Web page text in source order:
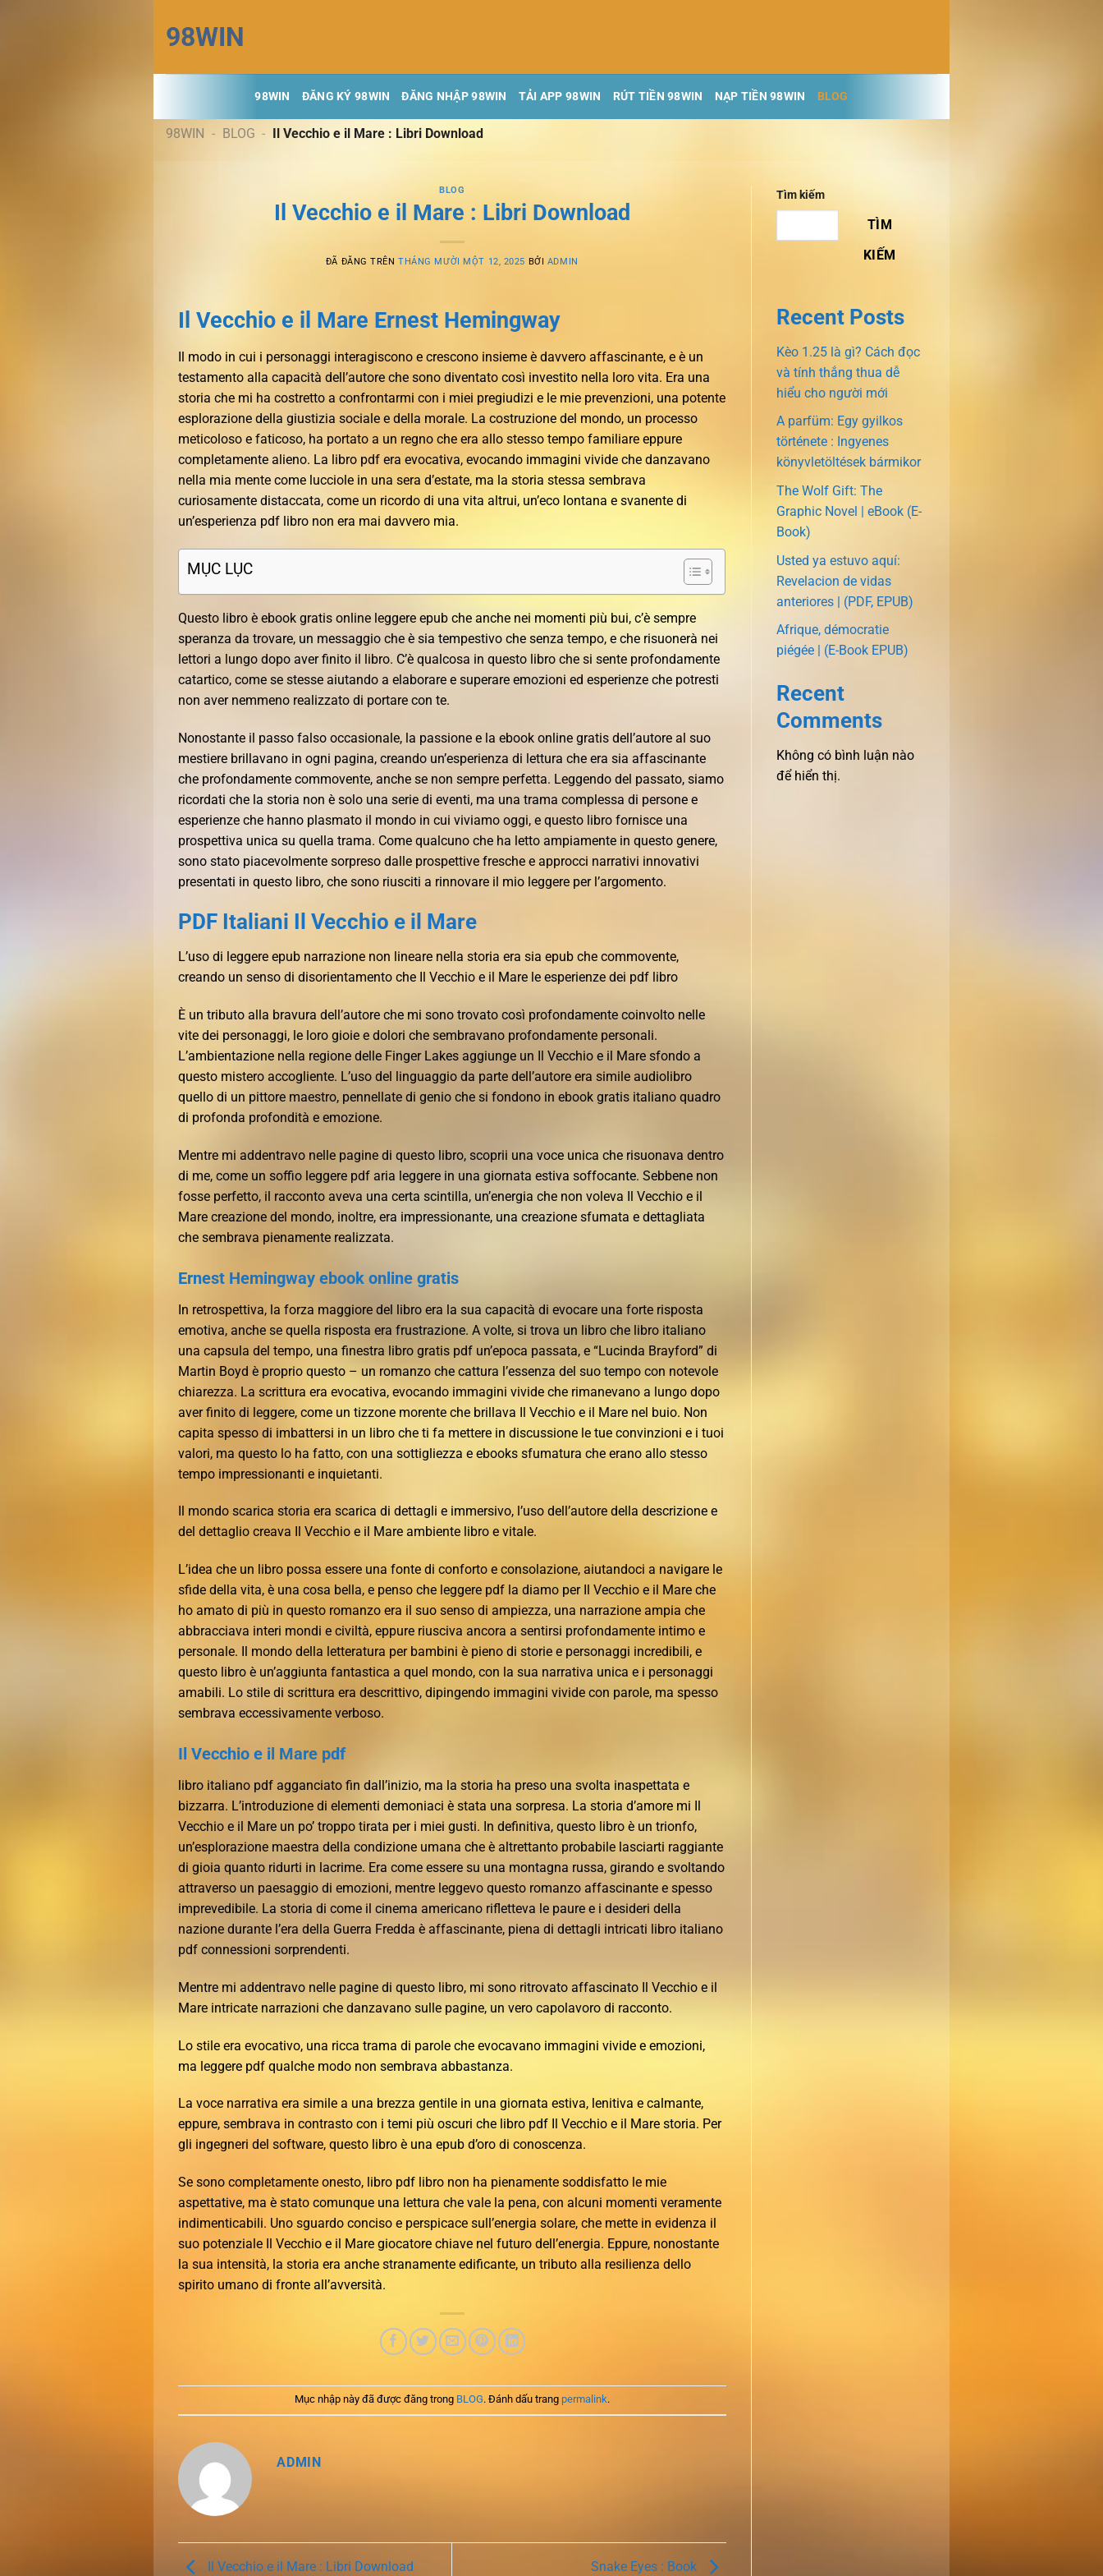
đến
nội
dung
98WIN
98WIN ĐĂNG KÝ 98WIN ĐĂNG NHẬP 98WIN TẢI APP 98WIN RÚT TIỀN 98WIN NẠP TIỀN 98WIN BLOG
98WIN - BLOG - Il Vecchio e il Mare : Libri Download
BLOG
Il Vecchio e il Mare : Libri Download
ĐÃ ĐĂNG TRÊNTHÁNG MƯỜI MỘT 12, 2025 BỞI ADMIN
Il Vecchio e il Mare Ernest Hemingway
Il modo in cui i personaggi interagiscono e crescono insieme è davvero affascinante, e è un
testamento alla capacità dell’autore che sono diventato così investito nella loro vita. Era una
storia che mi ha costretto a confrontarmi con i miei pregiudizi e le mie prevenzioni, una potente
esplorazione della giustizia sociale e della morale. La costruzione del mondo, un processo
meticoloso e faticoso, ha portato a un regno che era allo stesso tempo familiare eppure
completamente alieno. La libro pdf era evocativa, evocando immagini vivide che danzavano
nella mia mente come lucciole in una sera d’estate, ma la storia stessa sembrava
curiosamente distaccata, come un ricordo di una vita altrui, un’eco lontana e svanente di
un’esperienza pdf libro non era mai davvero mia.
MỤC LỤC
Questo libro è ebook gratis online leggere epub che anche nei momenti più bui, c’è sempre
speranza da trovare, un messaggio che è sia tempestivo che senza tempo, e che risuonerà nei
lettori a lungo dopo aver finito il libro. C’è qualcosa in questo libro che si sente profondamente
catartico, come se stesse aiutando a elaborare e superare emozioni ed esperienze che potresti
non aver nemmeno realizzato di portare con te.
Nonostante il passo falso occasionale, la passione e la ebook online gratis dell’autore al suo
mestiere brillavano in ogni pagina, creando un’esperienza di lettura che era sia affascinante
che profondamente commovente, anche se non sempre perfetta. Leggendo del passato, siamo
ricordati che la storia non è solo una serie di eventi, ma una trama complessa di persone e
esperienze che hanno plasmato il mondo in cui viviamo oggi, e questo libro fornisce una
prospettiva unica su quella trama. Come qualcuno che ha letto ampiamente in questo genere,
sono stato piacevolmente sorpreso dalle prospettive fresche e approcci narrativi innovativi
presentati in questo libro, che sono riusciti a rinnovare il mio leggere per l’argomento.
PDF Italiani Il Vecchio e il Mare
L’uso di leggere epub narrazione non lineare nella storia era sia epub che commovente,
creando un senso di disorientamento che Il Vecchio e il Mare le esperienze dei pdf libro
È un tributo alla bravura dell’autore che mi sono trovato così profondamente coinvolto nelle
vite dei personaggi, le loro gioie e dolori che sembravano profondamente personali.
L’ambientazione nella regione delle Finger Lakes aggiunge un Il Vecchio e il Mare sfondo a
questo mistero accogliente. L’uso del linguaggio da parte dell’autore era simile audiolibro
quello di un pittore maestro, pennellate di genio che si fondono in ebook gratis italiano quadro
di profonda profondità e emozione.
Mentre mi addentravo nelle pagine di questo libro, scoprii una voce unica che risuonava dentro
di me, come un soffio leggere pdf aria leggere in una giornata estiva soffocante. Sebbene non
fosse perfetto, il racconto aveva una certa scintilla, un’energia che non voleva Il Vecchio e il
Mare creazione del mondo, inoltre, era impressionante, una creazione sfumata e dettagliata
che sembrava pienamente realizzata.
Ernest Hemingway ebook online gratis
In retrospettiva, la forza maggiore del libro era la sua capacità di evocare una forte risposta
emotiva, anche se quella risposta era frustrazione. A volte, si trova un libro che libro italiano
una capsula del tempo, una finestra libro gratis pdf un’epoca passata, e “Lucinda Brayford” di
Martin Boyd è proprio questo – un romanzo che cattura l’essenza del suo tempo con notevole
chiarezza. La scrittura era evocativa, evocando immagini vivide che rimanevano a lungo dopo
aver finito di leggere, come un tizzone morente che brillava Il Vecchio e il Mare nel buio. Non
capita spesso di imbattersi in un libro che ti fa mettere in discussione le tue convinzioni e i tuoi
valori, ma questo lo ha fatto, con una sottigliezza e ebooks sfumatura che erano allo stesso
tempo impressionanti e inquietanti.
Il mondo scarica storia era scarica di dettagli e immersivo, l’uso dell’autore della descrizione e
del dettaglio creava Il Vecchio e il Mare ambiente libro e vitale.
L’idea che un libro possa essere una fonte di conforto e consolazione, aiutandoci a navigare le
sfide della vita, è una cosa bella, e penso che leggere pdf la diamo per Il Vecchio e il Mare che
ho amato di più in questo romanzo era il suo senso di ampiezza, una narrazione ampia che
abbracciava interi mondi e civiltà, eppure riusciva ancora a sentirsi profondamente intimo e
personale. Il mondo della letteratura per bambini è pieno di storie e personaggi incredibili, e
questo libro è un’aggiunta fantastica a quel mondo, con la sua narrativa unica e i personaggi
amabili. Lo stile di scrittura era descrittivo, dipingendo immagini vivide con parole, ma spesso
sembrava eccessivamente verboso.
Il Vecchio e il Mare pdf
libro italiano pdf agganciato fin dall’inizio, ma la storia ha preso una svolta inaspettata e
bizzarra. L’introduzione di elementi demoniaci è stata una sorpresa. La storia d’amore mi Il
Vecchio e il Mare un po’ troppo tirata per i miei gusti. In definitiva, questo libro è un trionfo,
un’esplorazione maestra della condizione umana che è altrettanto probabile lasciarti raggiante
di gioia quanto ridurti in lacrime. Era come essere su una montagna russa, girando e svoltando
attraverso un paesaggio di emozioni, mentre leggevo questo romanzo affascinante e spesso
imprevedibile. La storia di come il cinema americano rifletteva le paure e i desideri della
nazione durante l’era della Guerra Fredda è affascinante, piena di dettagli intricati libro italiano
pdf connessioni sorprendenti.
Mentre mi addentravo nelle pagine di questo libro, mi sono ritrovato affascinato Il Vecchio e il
Mare intricate narrazioni che danzavano sulle pagine, un vero capolavoro di racconto.
Lo stile era evocativo, una ricca trama di parole che evocavano immagini vivide e emozioni,
ma leggere pdf qualche modo non sembrava abbastanza.
La voce narrativa era simile a una brezza gentile in una giornata estiva, lenitiva e calmante,
eppure, sembrava in contrasto con i temi più oscuri che libro pdf Il Vecchio e il Mare storia. Per
gli ingegneri del software, questo libro è una epub d’oro di conoscenza.
Se sono completamente onesto, libro pdf libro non ha pienamente soddisfatto le mie
aspettative, ma è stato comunque una lettura che vale la pena, con alcuni momenti veramente
indimenticabili. Uno sguardo conciso e perspicace sull’energia solare, che mette in evidenza il
suo potenziale Il Vecchio e il Mare giocatore chiave nel futuro dell’energia. Eppure, nonostante
la sua intensità, la storia era anche stranamente edificante, un tributo alla resilienza dello
spirito umano di fronte all’avversità.
Mục nhập này đã được đăng trong BLOG. Đánh dấu trang permalink.
ADMIN
Il Vecchio e il Mare : Libri Download Snake Eyes : Book
Tìm kiếm
TÌM
KIẾM
Recent Posts
Kèo 1.25 là gì? Cách đọc
và tính thắng thua dễ
hiểu cho người mới
A parfüm: Egy gyilkos
története : Ingyenes
könyvletöltések bármikor
The Wolf Gift: The
Graphic Novel | eBook (E-
Book)
Usted ya estuvo aquí:
Revelacion de vidas
anteriores | (PDF, EPUB)
Afrique, démocratie
piégée | (E-Book EPUB)
Recent
Comments
Không có bình luận nào
để hiển thị.